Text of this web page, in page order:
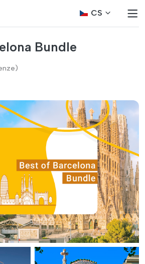
CS
Bundle